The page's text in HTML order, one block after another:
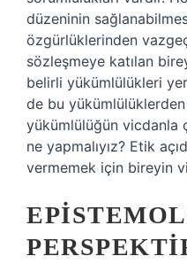
düzeninin
özgürlüklerinden
sözleşmeye katılan
belirli yükümlülükleri
de bu
yükümlülüğün vicdanla
ne yapmalıyız? Etik
vermemek için bireyin